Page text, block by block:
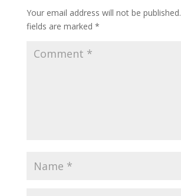
Your email address will not be published.
fields are marked *